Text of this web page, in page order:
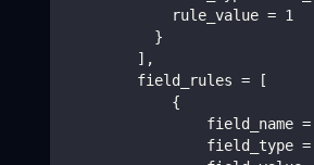
            rule_value = 1
          }
        ],
        field_rules = [
            {
field_name =
field_type =